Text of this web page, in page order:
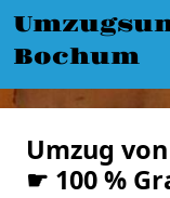
Bochum
Umzug
☛ 100 %